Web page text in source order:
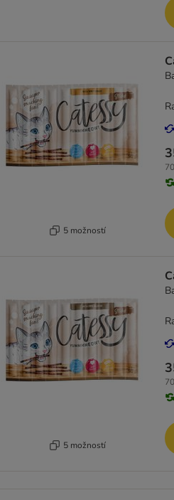
5 možností
5 možností